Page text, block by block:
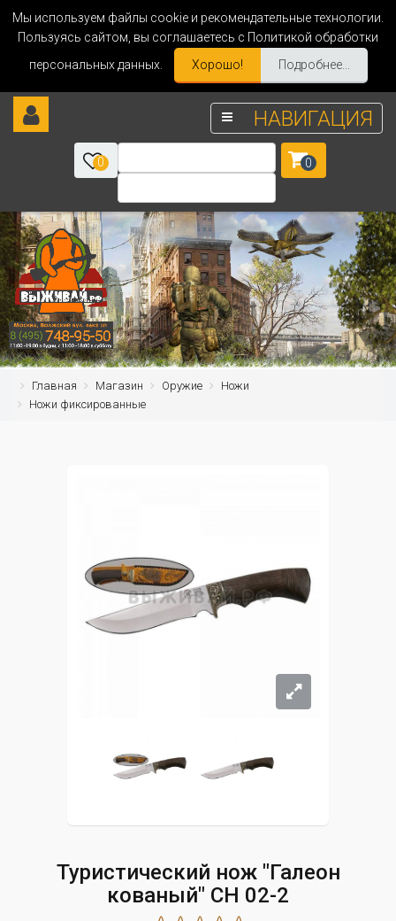
Мы используем файлы cookie и рекомендательные технологии.
Пользуясь сайтом, вы соглашаетесь с Политикой обработки
персональных данных.
Хорошо! Подробнее...
НАВИГАЦИЯ
0 0
Главная Магазин Оружие
Ножи
Ножи фиксированные
Туристический нож "Галеон
кованый" СН 02-2